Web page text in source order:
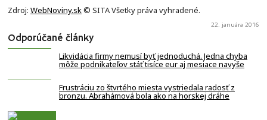
Zdroj: WebNoviny.sk© SITA Všetky práva vyhradené.
22. januára 2016
Odporúčané články
Likvidácia firmy nemusí byť jednoduchá. Jedna chyba
môže podnikateľov stáť tisíce eur aj mesiace navyše
Frustráciu zo štvrtého miesta vystriedala radosť z
bronzu. Abrahámová bola ako na horskej dráhe